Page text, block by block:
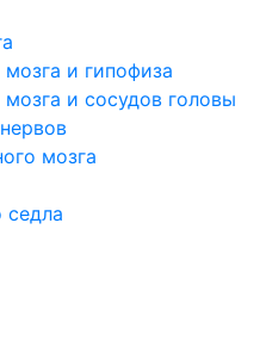
и гипофиза
и сосудов головы
мозга
седла